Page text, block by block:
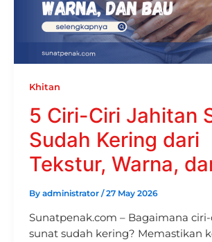
Khitan
5 Ciri-Ciri Jahitan
Sudah Kering dari
Tekstur, Warna,
By administrator /27 May 2026
Sunatpenak.com – Bagaimana
sunat sudah kering? Memastikan